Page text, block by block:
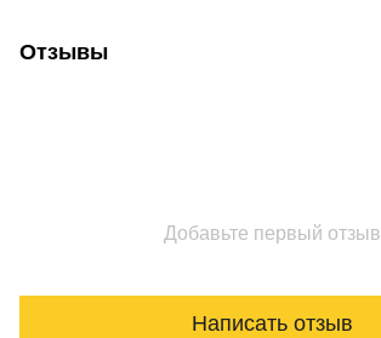
Отзывы
Добавьте первый отзыв
Написать отзыв